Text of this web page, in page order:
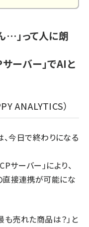
…」って人に朗
ーバー」でAIと
ANALYTICS）
今日で終わりになる
サーバー」により、
直接連携が可能にな
も売れた商品は？」と